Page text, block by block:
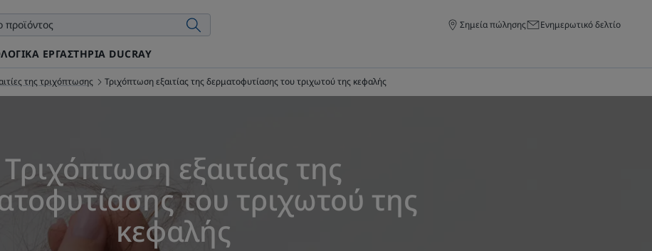
Σημεία πώλησης Ενημερωτικό δελτίο
ΕΡΓΑΣΤΉΡΙΑ DUCRAY
της τριχόπτωσης Τριχόπτωση εξαιτίας της δερματοφυτίασης του τριχωτού της κεφαλής
Τριχόπτωση εξαιτίας της
του τριχωτού της
κεφαλής